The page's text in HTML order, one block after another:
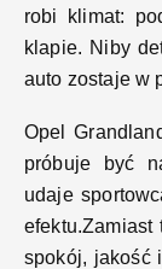
robi klimat:
klapie. Niby
auto zostaje w
Opel
próbuje być
udaje
efektu.Zamiast
spokój, jakość